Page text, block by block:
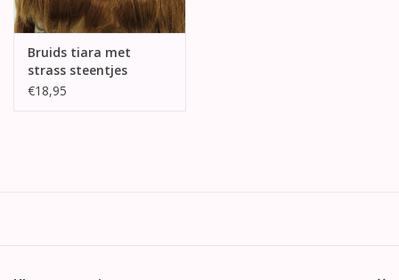
Bruids tiara met
strass steentjes
€18,95